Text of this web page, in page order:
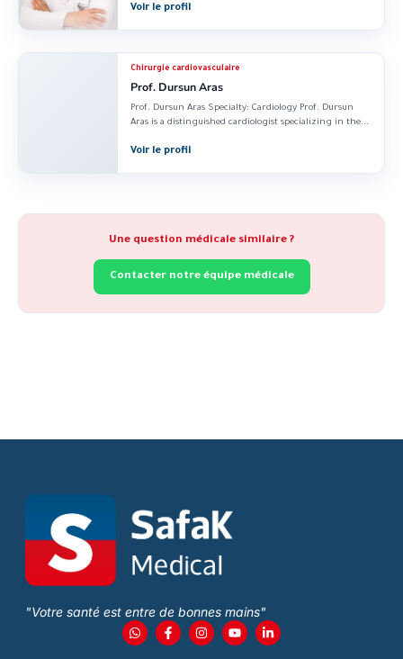
Voir le profil
Chirurgie cardiovasculaire
Prof. Dursun Aras
Prof. Dursun Aras Specialty: Cardiology Prof. Dursun
Aras is a distinguished cardiologist specializing in the...
Voir le profil
Une question médicale similaire ?
Contacter notre équipe médicale
"Votre santé est entre de bonnes mains"